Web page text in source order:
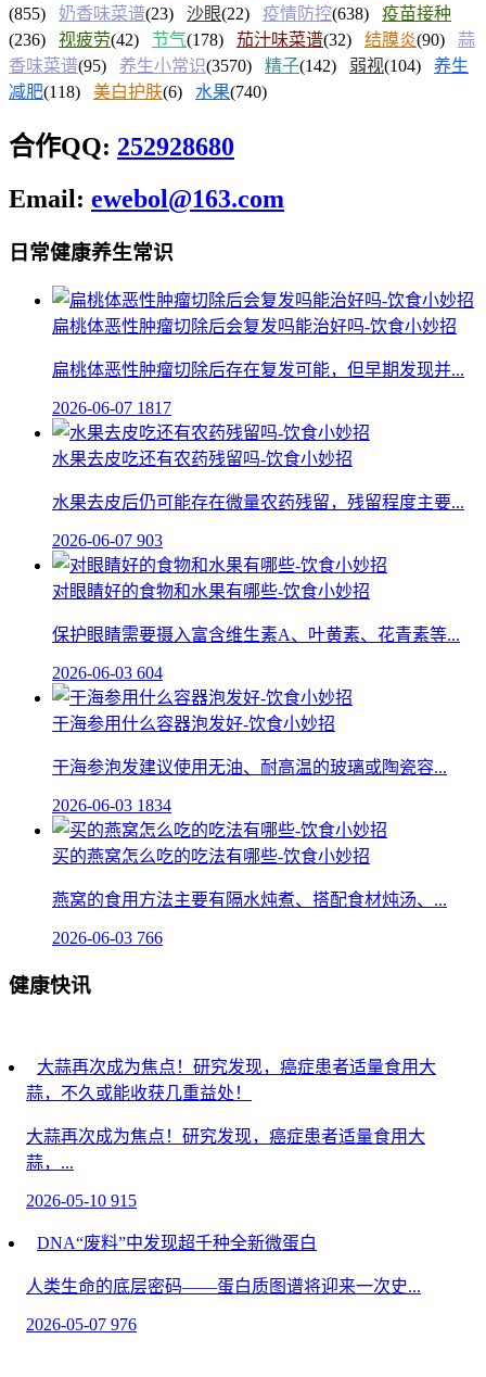
(855) 奶香味菜谱(23) 沙眼(22) 疫情防控(638) 疫苗接种
(236) 视疲劳(42) 节气(178) 茄汁味菜谱(32) 结膜炎(90) 蒜
香味菜谱(95) 养生小常识(3570) 精子(142) 弱视(104) 养生
减肥(118) 美白护肤(6) 水果(740)
合作QQ: 252928680
Email: ewebol@163.com
日常健康养生常识
扁桃体恶性肿瘤切除后会复发吗能治好吗-饮食小妙招
扁桃体恶性肿瘤切除后存在复发可能，但早期发现并...
2026-06-07 1817
水果去皮吃还有农药残留吗-饮食小妙招
水果去皮后仍可能存在微量农药残留，残留程度主要...
2026-06-07 903
对眼睛好的食物和水果有哪些-饮食小妙招
保护眼睛需要摄入富含维生素A、叶黄素、花青素等...
2026-06-03 604
干海参用什么容器泡发好-饮食小妙招
干海参泡发建议使用无油、耐高温的玻璃或陶瓷容...
2026-06-03 1834
买的燕窝怎么吃的吃法有哪些-饮食小妙招
燕窝的食用方法主要有隔水炖煮、搭配食材炖汤、...
2026-06-03 766
健康快讯
大蒜再次成为焦点！研究发现，癌症患者适量食用大
蒜，不久或能收获几重益处！
大蒜再次成为焦点！研究发现，癌症患者适量食用大
蒜，...
2026-05-10 915
DNA“废料”中发现超千种全新微蛋白
人类生命的底层密码——蛋白质图谱将迎来一次史...
2026-05-07 976